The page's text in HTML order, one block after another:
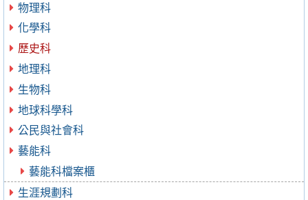
物理科
化學科
歷史科
地理科
生物科
地球科學科
公民與社會科
藝能科
藝能科檔案櫃
生涯規劃科